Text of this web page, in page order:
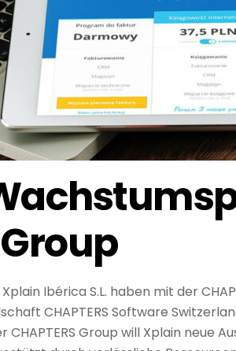
Ibérica S.L. haben mit der
CHAPTERS Software
Group will Xplain neue